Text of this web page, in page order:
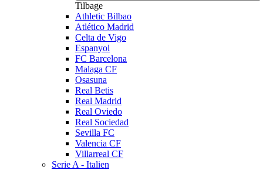
Tilbage
Athletic Bilbao
Atlético Madrid
Celta de Vigo
Espanyol
FC Barcelona
Malaga CF
Osasuna
Real Betis
Real Madrid
Real Oviedo
Real Sociedad
Sevilla FC
Valencia CF
Villarreal CF
Serie A - Italien